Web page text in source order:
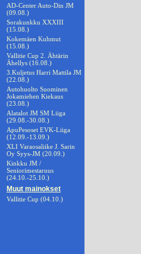
AD-Center Auto-Din JM
(09.08.)
Sorakunkku XXXIII
(15.08.)
Kokemäen Kuhmut
(15.08.)
Vallitie Cup 2. Ähtärin
Ähellys (16.08.)
3.Kuljetus Harri Mattila JM
(22.08.)
Autohuolto Suominen
Jokamiehen Kiekaus
(23.08.)
Alatalot JM SM Liiga
(29.08.-30.08.)
ApuPesoset EVK-Liiga
(12.09.-13.09.)
XLI Varaosaliike J. Sarin
Oy Syys-JM (20.09.)
Kinkku JM /
Seniorimestaruus
(24.10.-25.10.)
Muut mainokset
Vallitie Cup (04.10.)